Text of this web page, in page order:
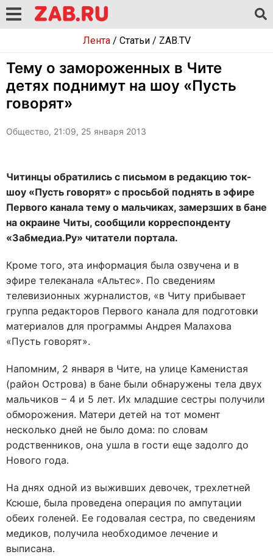
Лента/ Статьи/ ZAB.TV
Тему о замороженных в Чите
детях поднимут на шоу «Пусть
говорят»
Общество, 21:09, 25 января 2013
Читинцы обратились с письмом в редакцию ток-
шоу «Пусть говорят» с просьбой поднять в эфире
Первого канала тему о мальчиках, замерзших в бане
на окраине Читы, сообщили корреспонденту
«Забмедиа.Ру» читатели портала.
Кроме того, эта информация была озвучена и в
эфире телеканала «Альтес». По сведениям
телевизионных журналистов, «в Читу прибывает
группа редакторов Первого канала для подготовки
материалов для программы Андрея Малахова
«Пусть говорят».
Напомним, 2 января в Чите, на улице Каменистая
(район Острова) в бане были обнаружены тела двух
мальчиков – 4 и 5 лет. Их младшие сестры получили
обморожения. Матери детей на тот момент
несколько дней не было дома: по словам
родственников, она ушла в гости еще задолго до
Нового года.
На днях одной из выживших девочек, трехлетней
Ксюше, была проведена операция по ампутации
обеих голеней. Ее годовалая сестра, по сведениям
медиков, получила необходимое лечение и
выписана.